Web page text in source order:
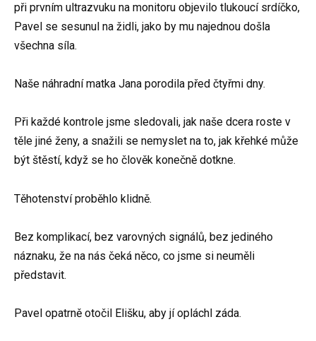
při prvním ultrazvuku na monitoru objevilo tlukoucí srdíčko,
Pavel se sesunul na židli, jako by mu najednou došla
všechna síla.
Naše náhradní matka Jana porodila před čtyřmi dny.
Při každé kontrole jsme sledovali, jak naše dcera roste v
těle jiné ženy, a snažili se nemyslet na to, jak křehké může
být štěstí, když se ho člověk konečně dotkne.
Těhotenství proběhlo klidně.
Bez komplikací, bez varovných signálů, bez jediného
náznaku, že na nás čeká něco, co jsme si neuměli
představit.
Pavel opatrně otočil Elišku, aby jí opláchl záda.